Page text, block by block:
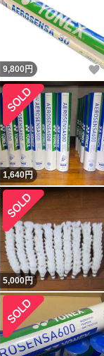
いいね！
9,800 円
いいね！
1,640円
5,000円